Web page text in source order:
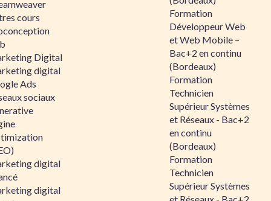
cours
Digital
digital
Ads
sociaux
digital
digital
Formation
Développeur Web
et Web Mobile –
Bac+2 en continu
(Bordeaux)
Formation
Technicien
Supérieur Systèmes
et Réseaux - Bac+2
en continu
(Bordeaux)
Formation
Technicien
Supérieur Systèmes